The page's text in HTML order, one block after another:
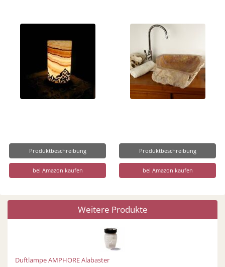
Produktbeschreibung
bei Amazon kaufen
Produktbeschreibung
bei Amazon kaufen
Weitere Produkte
Duftlampe AMPHORE Alabaster